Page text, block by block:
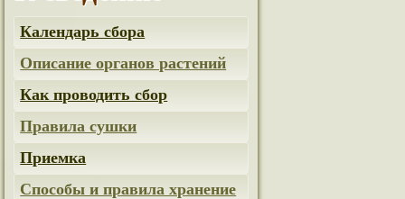
Календарь сбора
Описание органов растений
Как проводить сбор
Правила сушки
Приемка
Способы и правила хранение